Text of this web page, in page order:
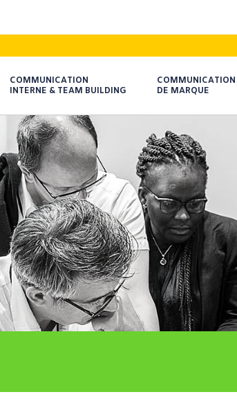
COMMUNICATION
INTERNE & TEAM BUILDING
COMMUNICATION
DE MARQUE